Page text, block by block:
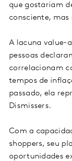
que gostariam
consciente, mas
A lacuna value-
pessoas
correlacionam
tempos de
passado, ela
Dismissers.
Com a
shoppers, seu
oportunidades